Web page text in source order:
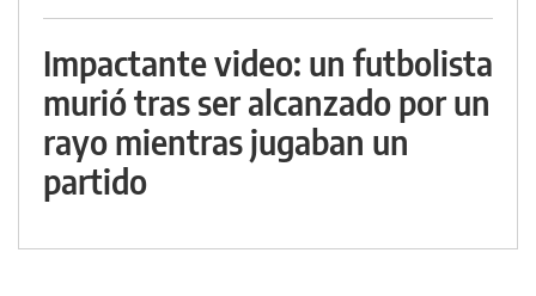
Impactante video: un futbolista
murió tras ser alcanzado por un
rayo mientras jugaban un
partido